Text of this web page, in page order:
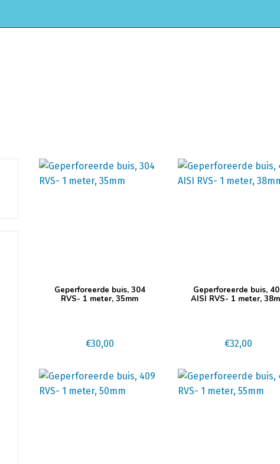
Geperforeerde buis, 304
RVS- 1 meter, 35mm
€30,00
Geperforeerde buis,
AISI RVS- 1 meter,
€32,00